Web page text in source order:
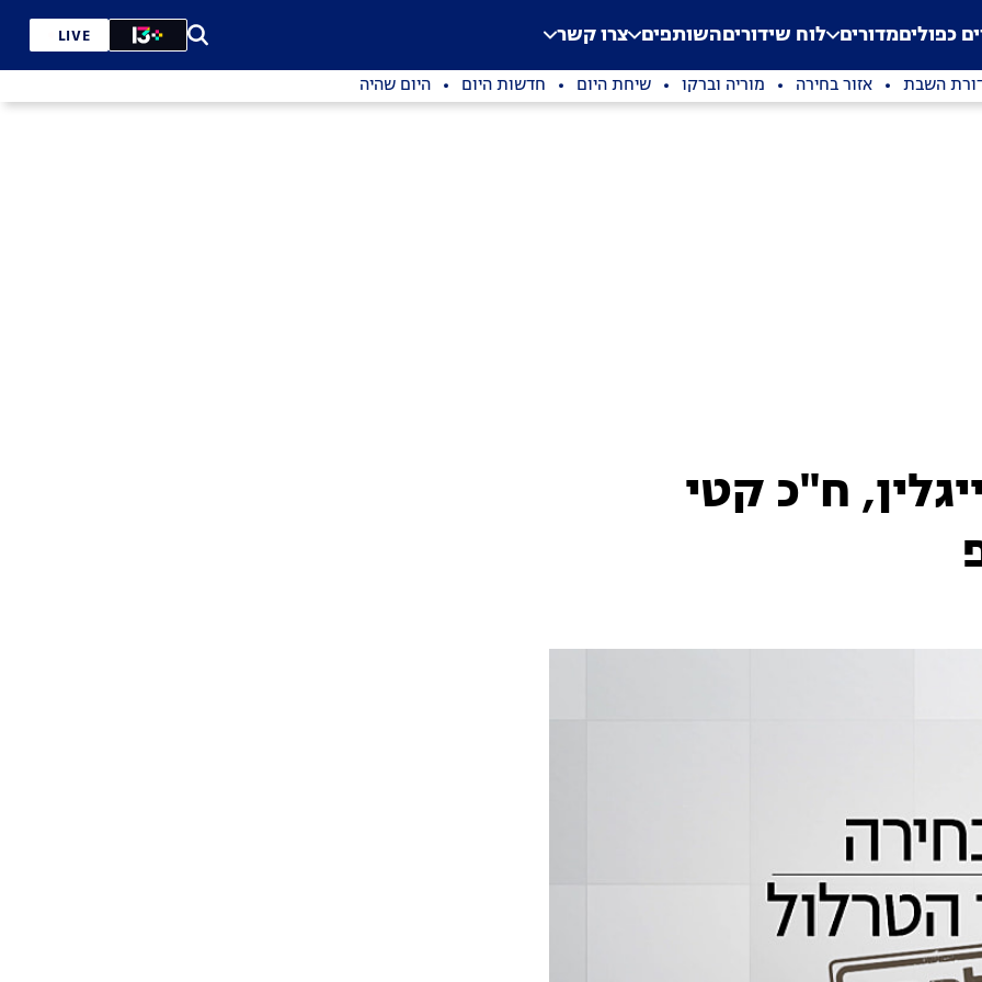
Application error: a
. כפוליםמדורים לוח שידוריםהשותפים צרו קשר LIVE
השבת אזור בחירה מוריה וברקו שיחת היום חדשות היום היום שהיה
ח"כ קטי